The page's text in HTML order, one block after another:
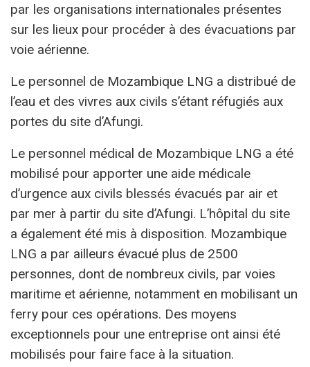
par les organisations internationales présentes
sur les lieux pour procéder à des évacuations par
voie aérienne.
Le personnel de Mozambique LNG a distribué de
l’eau et des vivres aux civils s’étant réfugiés aux
portes du site d’Afungi.
Le personnel médical de Mozambique LNG a été
mobilisé pour apporter une aide médicale
d’urgence aux civils blessés évacués par air et
par mer à partir du site d’Afungi. L’hôpital du site
a également été mis à disposition. Mozambique
LNG a par ailleurs évacué plus de 2500
personnes, dont de nombreux civils, par voies
maritime et aérienne, notamment en mobilisant un
ferry pour ces opérations. Des moyens
exceptionnels pour une entreprise ont ainsi été
mobilisés pour faire face à la situation.